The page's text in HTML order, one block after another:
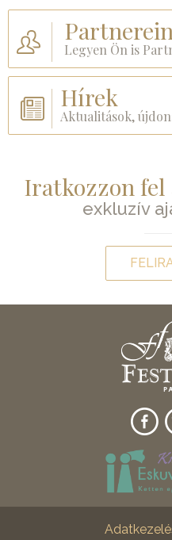
Legyen Ön is
Hírek
Aktualitások,
Iratkozzon
exkluzív